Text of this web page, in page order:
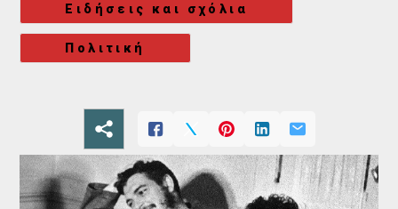
Ειδήσεις και σχόλια
Πολιτική